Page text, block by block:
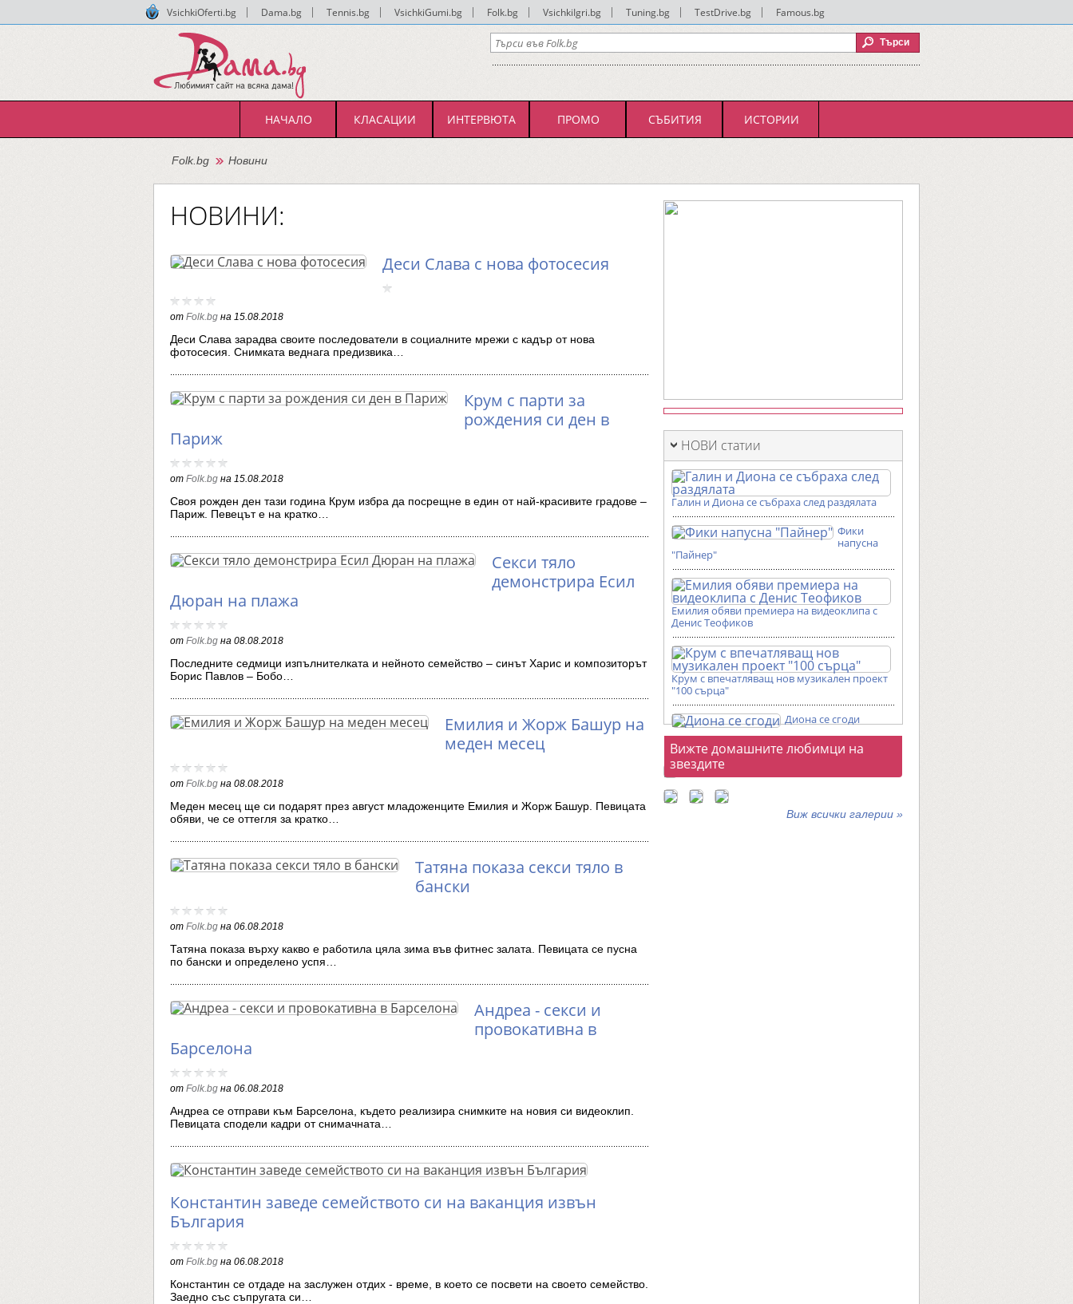
VsichkiOferti.bg Dama.bg Tennis.bg VsichkiGumi.bg Folk.bg VsichkiIgri.bg Tuning.bg TestDrive.bg Famous.bg
НАЧАЛО КЛАСАЦИИ ИНТЕРВЮТА ПРОМО СЪБИТИЯ ИСТОРИИ
Folk.bg Новини
НОВИНИ:
Деси Слава с нова фотосесия
от Folk.bg на 15.08.2018
Деси Слава зарадва своите последователи в социалните мрежи с кадър от нова
фотосесия. Снимката веднага предизвика…
Крум с парти за
рождения си ден в
Париж
от Folk.bg на 15.08.2018
Своя рожден ден тази година Крум избра да посрещне в един от най-красивите градове –
Париж. Певецът е на кратко…
Секси тяло
демонстрира Есил
Дюран на плажа
от Folk.bg на 08.08.2018
Последните седмици изпълнителката и нейното семейство – синът Харис и композиторът
Борис Павлов – Бобо…
Емилия и Жорж Башур на
меден месец
от Folk.bg на 08.08.2018
Меден месец ще си подарят през август младоженците Емилия и Жорж Башур. Певицата
обяви, че се оттегля за кратко…
Татяна показа секси тяло в
бански
от Folk.bg на 06.08.2018
Татяна показа върху какво е работила цяла зима във фитнес залата. Певицата се пусна
по бански и определено успя…
Андреа - секси и
провокативна в
Барселона
от Folk.bg на 06.08.2018
Андреа се отправи към Барселона, където реализира снимките на новия си видеоклип.
Певицата сподели кадри от снимачната…
Константин заведе семейството си на ваканция извън
България
от Folk.bg на 06.08.2018
Константин се отдаде на заслужен отдих - време, в което се посвети на своето семейство.
Заедно със съпругата си…
НОВИ статии
Галин и Диона се събраха след раздялата
Фики
напусна
"Пайнер"
Емилия обяви премиера на видеоклипа с
Денис Теофиков
Крум с впечатляващ нов музикален проект
"100 сърца"
Диона се сгоди
Фотогалерии
Вижте домашните любимци на
звездите
Виж всички галерии »